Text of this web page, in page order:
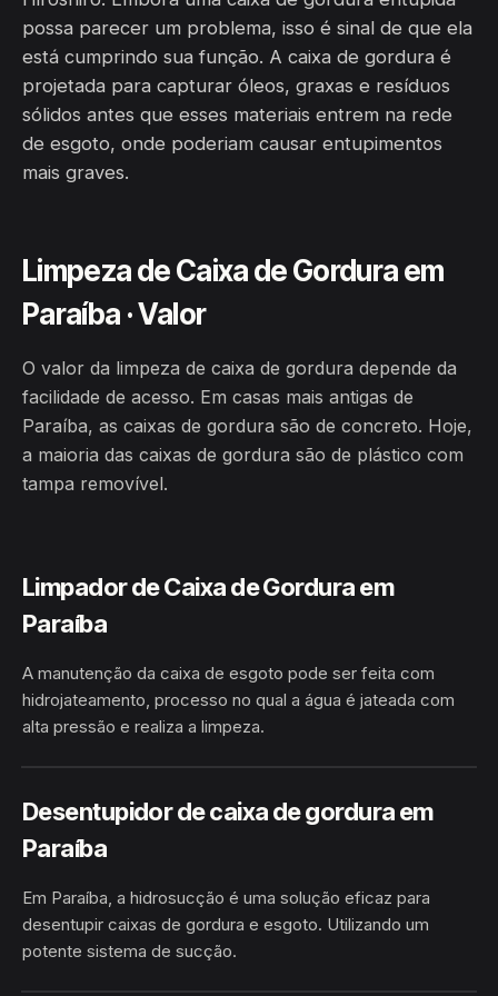
possa parecer um problema, isso é sinal de que ela
está cumprindo sua função. A caixa de gordura é
projetada para capturar óleos, graxas e resíduos
sólidos antes que esses materiais entrem na rede
de esgoto, onde poderiam causar entupimentos
mais graves.
Limpeza de Caixa de Gordura em
Paraíba · Valor
O valor da limpeza de caixa de gordura depende da
facilidade de acesso. Em casas mais antigas de
Paraíba, as caixas de gordura são de concreto. Hoje,
a maioria das caixas de gordura são de plástico com
tampa removível.
Limpador de Caixa de Gordura em
Paraíba
A manutenção da caixa de esgoto pode ser feita com
hidrojateamento, processo no qual a água é jateada com
alta pressão e realiza a limpeza.
HIDROJATEAMENTO
Desentupidor de caixa de gordura em
Paraíba
Em Paraíba, a hidrosucção é uma solução eficaz para
desentupir caixas de gordura e esgoto. Utilizando um
potente sistema de sucção.
HIDROSUCÇÃO